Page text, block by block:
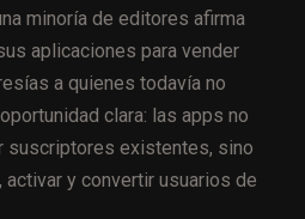
minoría de editores afirma
aplicaciones para vender
a quienes todavía no
clara: las apps no
suscriptores existentes, sino
activar y convertir usuarios de